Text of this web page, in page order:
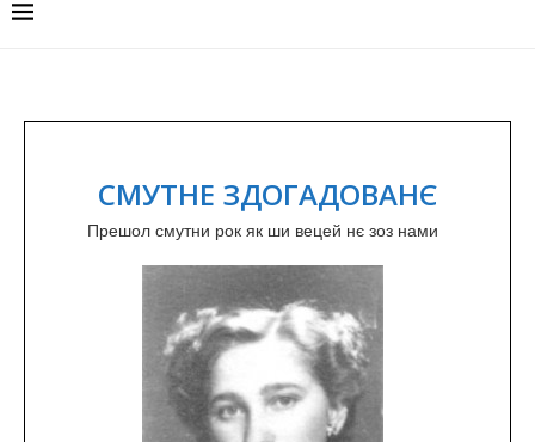
СМУТНЕ ЗДОГАДОВАНЄ
Прешол смутни рок як ши вецей нє зоз нами